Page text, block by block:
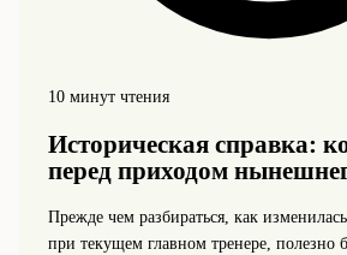
10 минут чтения
Историческая справка:
перед приходом
Прежде чем разбираться, как
при текущем главном тренере, полезно